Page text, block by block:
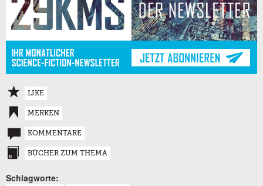
LIKE
MERKEN
KOMMENTARE
BÜCHER ZUM THEMA
Schlagworte: